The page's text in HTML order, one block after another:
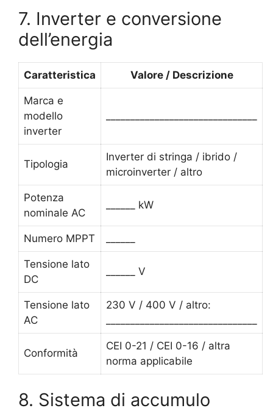
7. Inverter e conversione
dell’energia
Caratteristica Valore / Descrizione
Marca e
modello
inverter
Tipologia
Inverter di stringa / ibrido /
microinverter / altro
Potenza
nominale AC
______ kW
Numero MPPT
Tensione lato
DC
______ V
Tensione lato
AC
230 V / 400 V / altro:
Conformità
CEI 0-21 / CEI 0-16 / altra
norma applicabile
8. Sistema di accumulo